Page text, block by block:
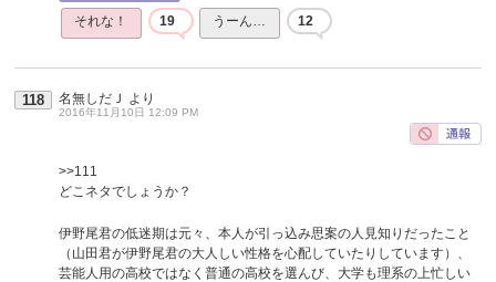
それな！ 19 うーん… 12
118 名無しだＪ より
2016年11月10日 12:09 PM
>>111
どこネタでしょうか？
伊野尾君の低迷期は元々、本人が引っ込み思案の人見知りだったこと
（山田君が伊野尾君の大人しい性格を心配していたりしています）、
芸能人用の高校ではなく普通の高校を選んび、大学も理系の上忙しい